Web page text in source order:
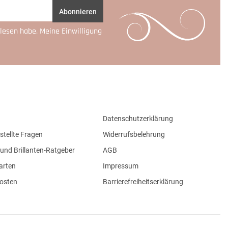
Abonnieren
habe. Meine Einwilligung
Fragen
Brillanten-Ratgeber
Datenschutzerklärung
Widerrufsbelehrung
AGB
Impressum
Barrierefreiheitserklärung